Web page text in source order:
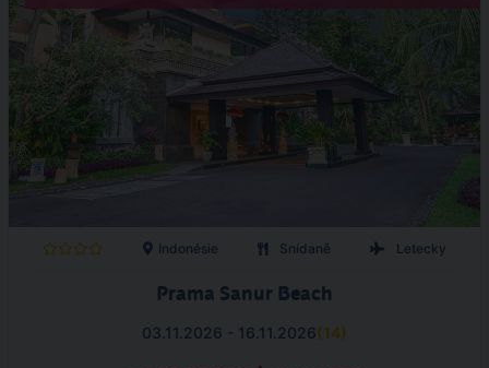
Indonésie Snídaně Letecky
Prama Sanur Beach
03.11.2026 - 16.11.2026(14)